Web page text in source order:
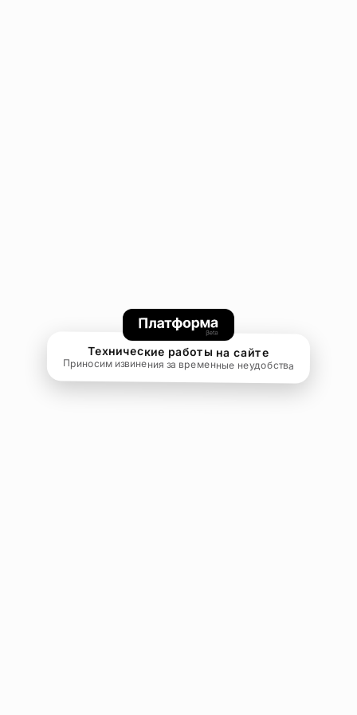
Технические работы на сайте
Приносим извинения за временные неудобства